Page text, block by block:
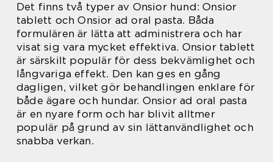
Det finns två typer av Onsior hund: Onsior
tablett och Onsior ad oral pasta. Båda
formulären är lätta att administrera och har
visat sig vara mycket effektiva. Onsior tablett
är särskilt populär för dess bekvämlighet och
långvariga effekt. Den kan ges en gång
dagligen, vilket gör behandlingen enklare för
både ägare och hundar. Onsior ad oral pasta
är en nyare form och har blivit alltmer
populär på grund av sin lättanvändlighet och
snabba verkan.